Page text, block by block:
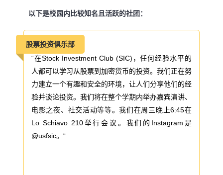
以下是校园内比较知名且活跃的社团：
股票投资俱乐部
“在Stock Investment Club (SIC)，任何经验水平的
人都可以学习从股票到加密货币的投资。我们正在努
力建立一个有趣和安全的环境，让人们分享他们的经
验并谈论投资。我们将在整个学期内举办嘉宾演讲、
电影之夜、社交活动等等。我们在周三晚上6:45在
Lo Schiavo 210举行会议。我们的Instagram是
@usfsic。“